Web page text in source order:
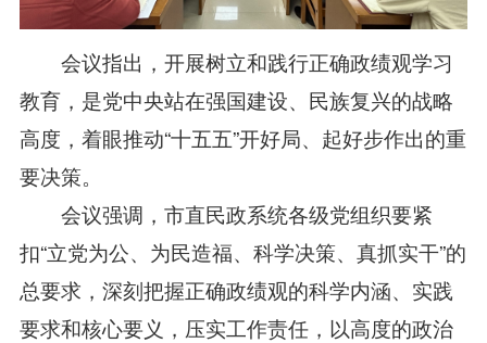
会议指出，开展树立和践行正确政绩观学习
教育，是党中央站在强国建设、民族复兴的战略
高度，着眼推动“十五五”开好局、起好步作出的重
要决策。
会议强调，市直民政系统各级党组织要紧
扣“立党为公、为民造福、科学决策、真抓实干”的
总要求，深刻把握正确政绩观的科学内涵、实践
要求和核心要义，压实工作责任，以高度的政治